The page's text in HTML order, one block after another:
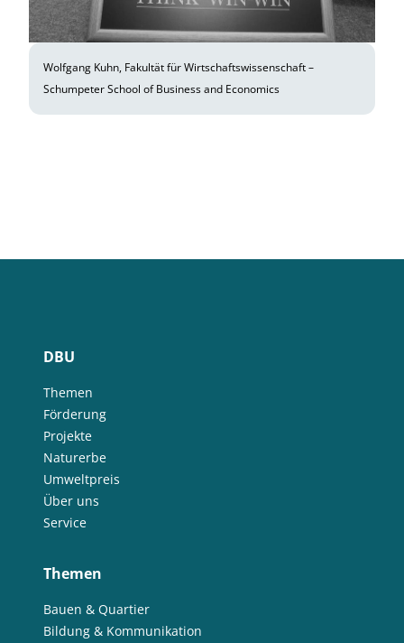
Wolfgang Kuhn, Fakultät für Wirtschaftswissenschaft –
Schumpeter School of Business and Economics
DBU
Themen
Förderung
Projekte
Naturerbe
Umweltpreis
Über uns
Service
Themen
Bauen & Quartier
Bildung & Kommunikation